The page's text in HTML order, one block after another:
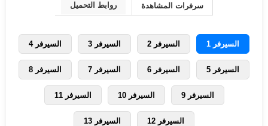
سرفرات المشاهدة روابط التحميل
السيرفر 1 السيرفر 2 السيرفر 3 السيرفر 4
السيرفر 5 السيرفر 6 السيرفر 7 السيرفر 8
السيرفر 9 السيرفر 10 السيرفر 11
السيرفر 12 السيرفر 13